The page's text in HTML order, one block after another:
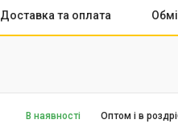
Доставка та оплата
В наявності Оптом і в